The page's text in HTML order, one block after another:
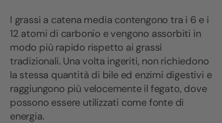
I grassi a catena media contengono tra i 6 e i
12 atomi di carbonio e vengono assorbiti in
modo più rapido rispetto ai grassi
tradizionali. Una volta ingeriti, non richiedono
la stessa quantità di bile ed enzimi digestivi e
raggiungono più velocemente il fegato, dove
possono essere utilizzati come fonte di
energia.